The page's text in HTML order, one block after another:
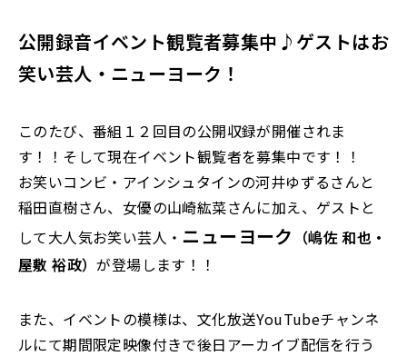
公開録音イベント観覧者募集中♪ゲストはお
笑い芸人・ニューヨーク！
このたび、番組１２回目の公開収録が開催されま
す！！そして現在イベント観覧者を募集中です！！
お笑いコンビ・アインシュタインの河井ゆずるさんと
稲田直樹さん、女優の山崎紘菜さんに加え、ゲストと
して大人気お笑い芸人・ ニューヨーク （嶋佐 和也・
屋敷 裕政）が登場します！！
また、イベントの模様は、文化放送YouTubeチャンネ
ルにて期間限定映像付きで後日アーカイブ配信を行う